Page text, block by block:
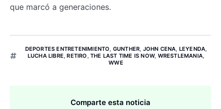
que marcó a generaciones.
DEPORTES ENTRETENIMIENTO, GUNTHER, JOHN CENA, LEYENDA,
LUCHA LIBRE,RETIRO ,THE LAST TIME IS NOW, WRESTLEMANIA,
WWE
Comparte esta noticia